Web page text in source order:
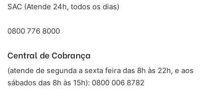
SAC (Atende 24h, todos os dias)
0800 776 8000
Central de Cobrança
(atende de segunda a sexta feira das 8h às 22h, e aos
sábados das 8h às 15h): 0800 006 8782